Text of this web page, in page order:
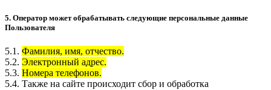
5. Оператор может обрабатывать следующие персональные данные
Пользователя
5.1. Фамилия, имя, отчество.
5.2. Электронный адрес.
5.3. Номера телефонов.
5.4. Также на сайте происходит сбор и обработка